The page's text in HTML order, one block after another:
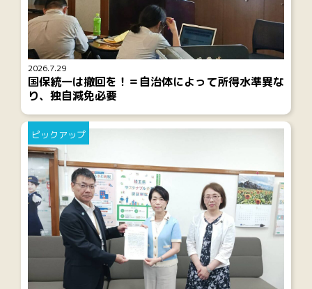
2026.7.29
国保統一は撤回を！＝自治体によって所得水準異な
り、独自減免必要
ピックアップ